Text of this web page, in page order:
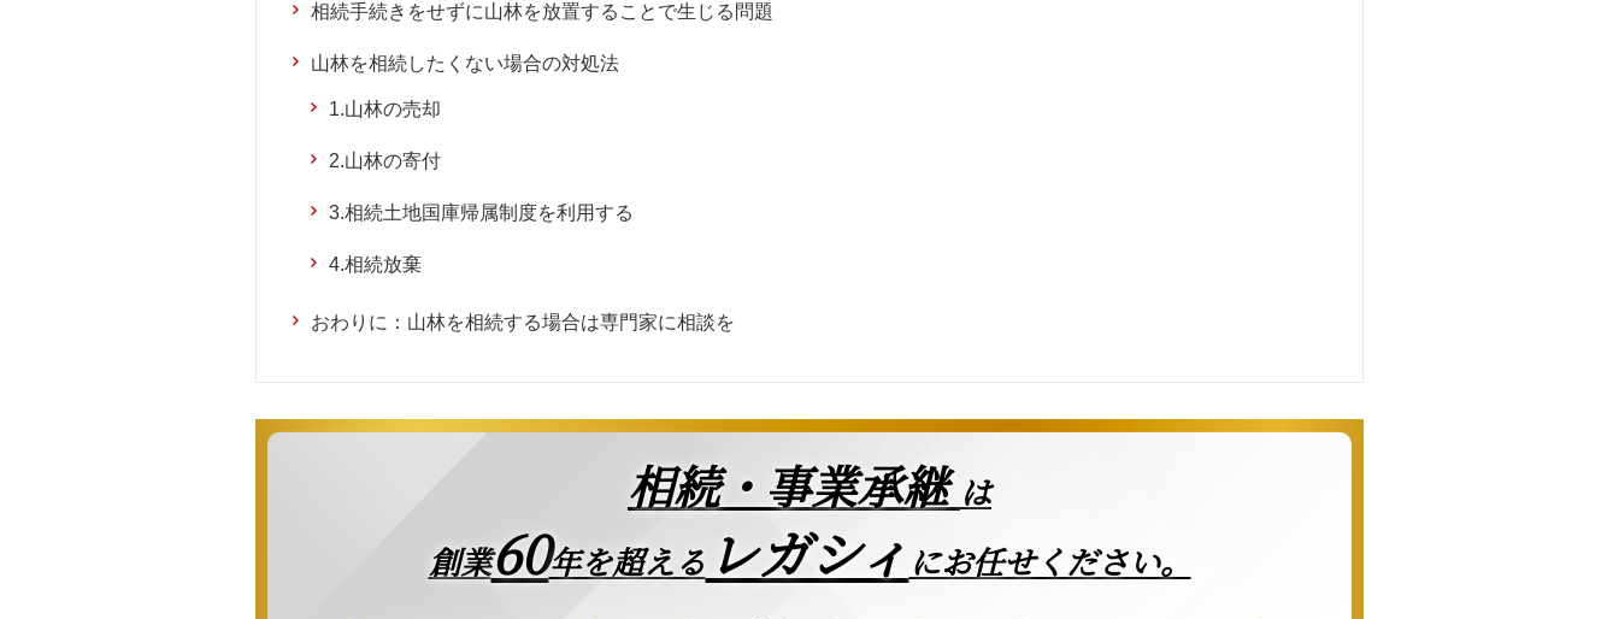
相続手続きをせずに山林を放置することで生じる問題
山林を相続したくない場合の対処法
1.山林の売却
2.山林の寄付
3.相続土地国庫帰属制度を利用する
4.相続放棄
おわりに：山林を相続する場合は専門家に相談を
相続・事業承継 は
創業60年を超える レガシィ にお任せください。